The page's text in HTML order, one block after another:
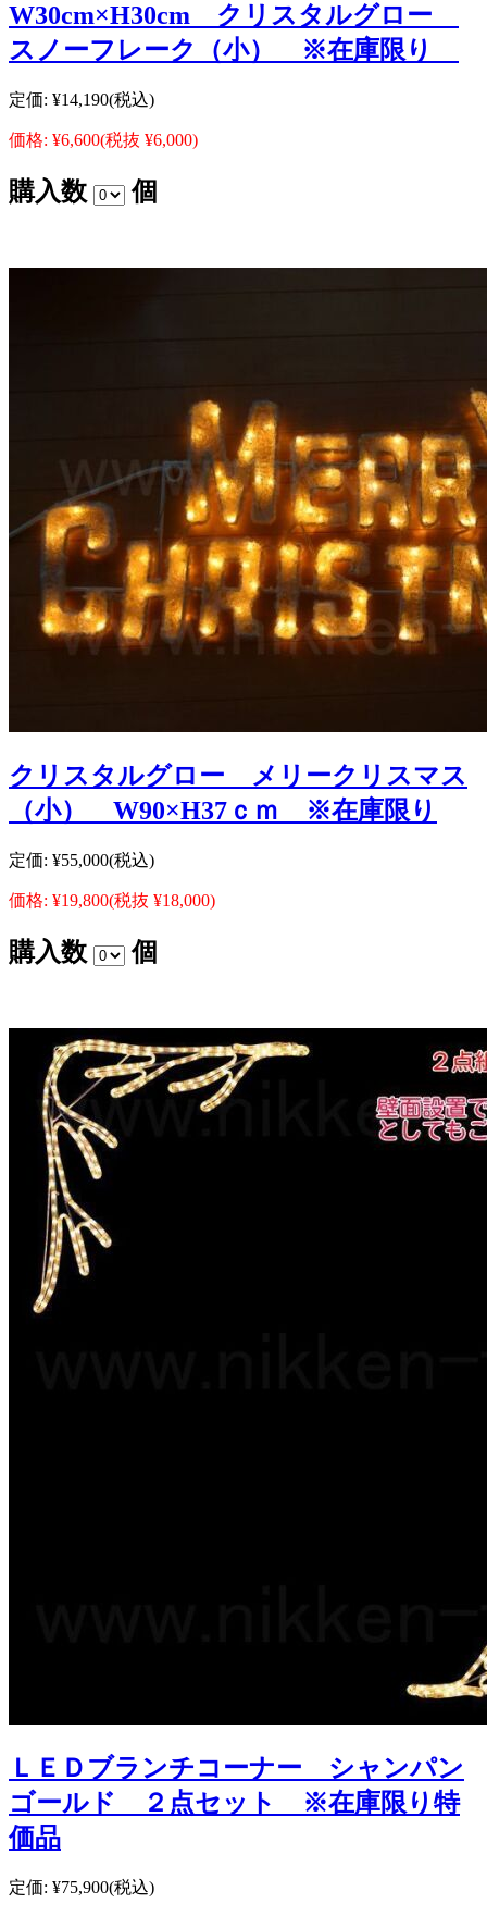
W30cm×H30cm クリスタルグロー
スノーフレーク（小） ※在庫限り
定価: ¥14,190(税込)
価格: ¥6,600(税抜 ¥6,000)
購入数 個
クリスタルグロー メリークリスマス
（小） W90×H37ｃｍ ※在庫限り
定価: ¥55,000(税込)
価格: ¥19,800(税抜 ¥18,000)
購入数 個
ＬＥＤブランチコーナー シャンパン
ゴールド ２点セット ※在庫限り特
価品
定価: ¥75,900(税込)